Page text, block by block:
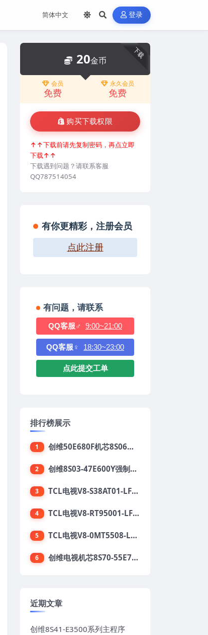
登录
下载
20金币
会员
免费
永久会员
免费
购买下载权限
↑↑下载前请先复制密码，再点立即
下载↑↑
下载遇到问题？请联系客服
QQ787514054
有你更精彩，注册会员
点此注册
有问题，请联系
QQ客服♂ 9:00~21:00
QQ客服♀ 18:30~23:00
点此提交工单
排行榜展示
1 创维50E680F机芯8S06强制升级刷机包
2 创维8S03-47E600Y强制升级软件刷机电视固件包
3 TCL电视V8-S38AT01-LF1V123版本强刷电视固件包下载
4 TCL电视V8-RT95001-LF1V215版本强刷电视固件包下载
5 TCL电视V8-0MT5508-LF1V362版本强刷电视固件包下载
6 创维电视机芯8S70-55E710S系列酷开5.05刷机固件
近期文章
创维8S41-E3500系列主程序